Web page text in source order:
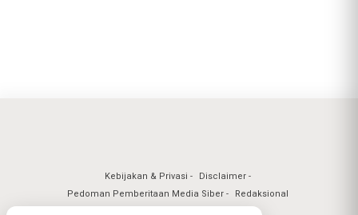
Kebijakan & Privasi
Disclaimer
Pedoman Pemberitaan Media Siber
Redaksional